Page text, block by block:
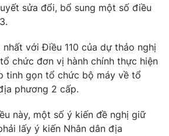
Podcast
Infographic
sửa đổi, bổ sung một số điều
với Điều 110 của dự thảo nghị
chức đơn vị hành chính thực hiện
tinh gọn tổ chức bộ máy về tổ
phương 2 cấp.
này, một số ý kiến đề nghị giữ
lấy ý kiến Nhân dân địa